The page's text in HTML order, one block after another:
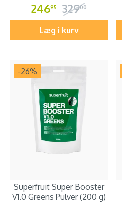
24695 32900
Læg i kurv
-26%
Superfruit Super Booster
V1.0 Greens Pulver (200 g)